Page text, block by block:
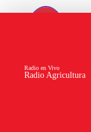
Radio Agricultura
Radio en Vivo